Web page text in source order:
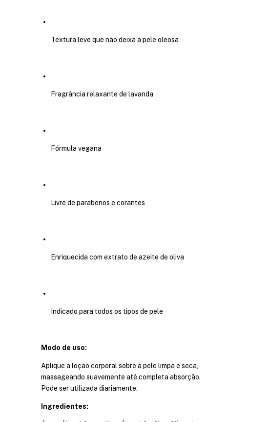
Textura leve que não deixa a pele oleosa
Fragrância relaxante de lavanda
Fórmula vegana
Livre de parabenos e corantes
Enriquecida com extrato de azeite de oliva
Indicado para todos os tipos de pele
Modo de uso:
Aplique a loção corporal sobre a pele limpa e seca,
massageando suavemente até completa absorção.
Pode ser utilizada diariamente.
Ingredientes: